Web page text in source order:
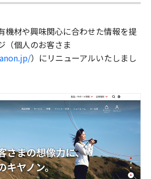
機材や興味関心に合わせた情報を提
（個人のお客さま
）にリニューアルいたしまし